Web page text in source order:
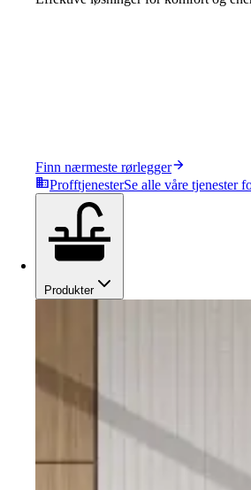
Finn nærmeste rørlegger
ProfftjenesterSe alle våre tjenester
Produkter